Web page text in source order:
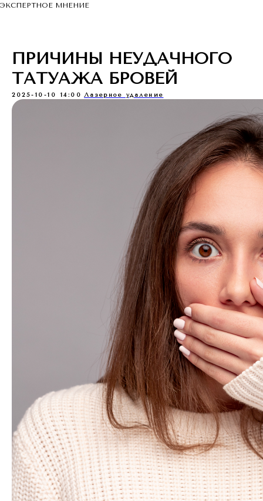
ЭКСПЕРТНОЕ МНЕНИЕ
ПРИЧИНЫ НЕУДАЧНОГО
ТАТУАЖА БРОВЕЙ
2025-10-10 14:00 Лазерное удаление